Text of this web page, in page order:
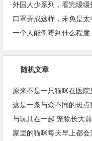
外国人少系列，看完缓
口罩弄成这样，未免是太
一个人能倒霉到什么程
随机文章
原来不是一只猫咪在医院
这是一条与众不同的斑点
与玩具在一起 宠物长大
家里的猫咪每天早上都